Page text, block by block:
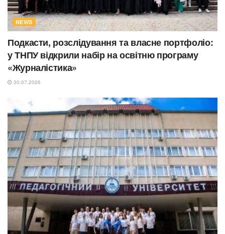
NEWS
Подкасти, розслідування та власне портфоліо:
у ТНПУ відкрили набір на освітню програму
«Журналістика»
30.07.2026